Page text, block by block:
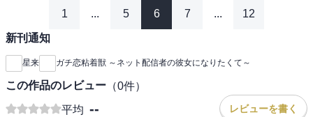
1 ... 5 6 7 ... 12
新刊通知
星来 ガチ恋粘着獣 ～ネット配信者の彼女になりたくて～
この作品のレビュー （0件）
平均 -- レビューを書く